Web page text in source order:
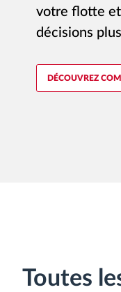
Gestion de
Identification
votre flotte et
décisions
DÉCOUVREZ
Toutes